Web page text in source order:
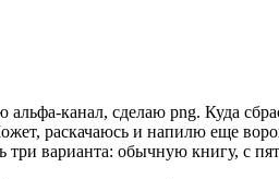
канал, сделаю png. Куда
раскачаюсь и напилю еще
варианта: обычную книгу, с